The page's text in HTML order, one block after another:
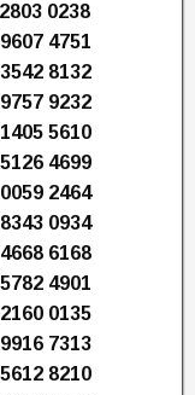
0238
4751
8132
9232
5610
4699
2464
0934
6168
4901
0135
7313
8210